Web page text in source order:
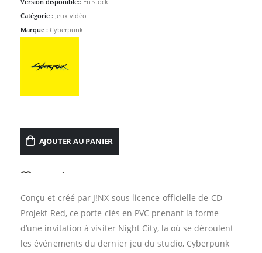
Catégorie : Jeux vidéo
Marque : Cyberpunk
AJOUTER AU PANIER
Conçu et créé par J!NX sous licence officielle de CD
Projekt Red, ce porte clés en PVC prenant la forme
d’une invitation à visiter Night City, la où se déroulent
les événements du dernier jeu du studio, Cyberpunk